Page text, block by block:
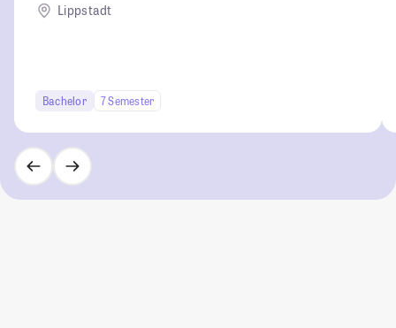
Lippstadt
Bachelor 7 Semester